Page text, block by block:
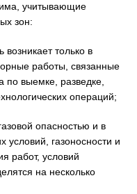
учитывающие
зон:
только в
работы, связанные
выемке, разведке,
операций;
опасностью и в
условий, газоносности и
работ, условий
на несколько